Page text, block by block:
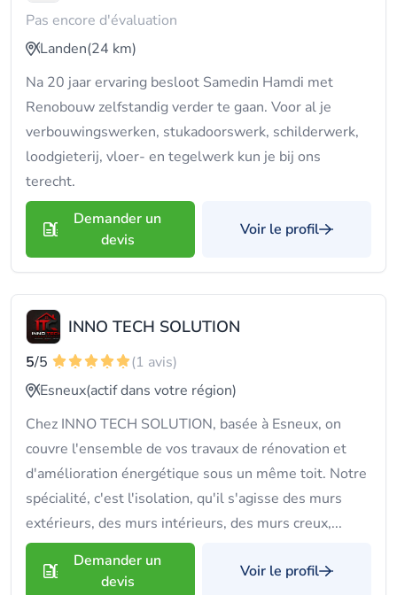
Pas encore d'évaluation
Landen(24 km)
Na 20 jaar ervaring besloot Samedin Hamdi met
Renobouw zelfstandig verder te gaan. Voor al je
verbouwingswerken, stukadoorswerk, schilderwerk,
loodgieterij, vloer- en tegelwerk kun je bij ons
terecht.
Demander un
devis
Voir le profil
INNO TECH SOLUTION
5/5
(1 avis)
Esneux(actif dans votre région)
Chez INNO TECH SOLUTION, basée à Esneux, on
couvre l'ensemble de vos travaux de rénovation et
d'amélioration énergétique sous un même toit. Notre
spécialité, c'est l'isolation, qu'il s'agisse des murs
extérieurs, des murs intérieurs, des murs creux,...
Demander un
devis
Voir le profil